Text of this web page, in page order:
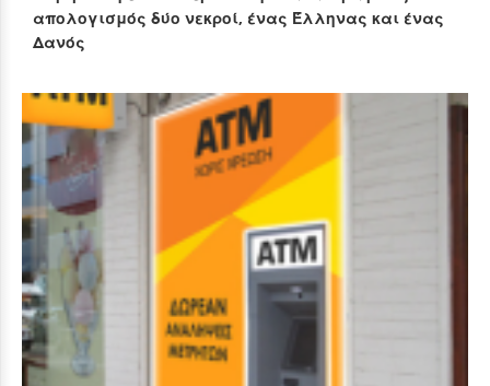
απολογισμός δύο νεκροί, ένας Έλληνας και ένας
Δανός